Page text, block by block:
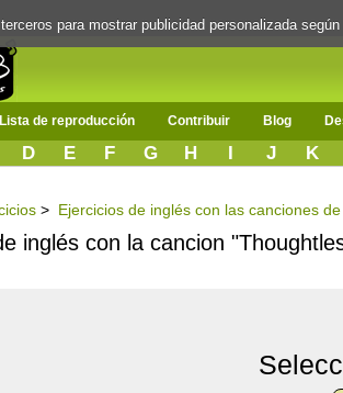
Lista de reproducción Contribuir Blog
D E F G H I J K
> Ejercicios de inglés con las canciones
inglés con la cancion
para mostrar publicidad personalizada